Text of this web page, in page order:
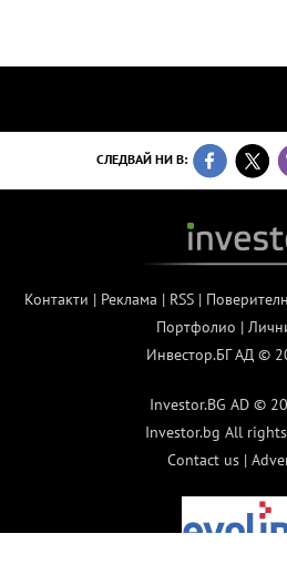
СЛЕДВАЙ НИ В:
Контакти | Реклама | RSS|
Портфолио |
Инвестор.БГ АД ©
Investor.BG AD ©
Investor.bg All
Contact us |